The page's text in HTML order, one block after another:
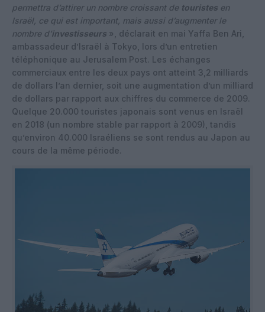
permettra d’attirer un nombre croissant de touristes en
Israël, ce qui est important, mais aussi d’augmenter le
nombre d’investisseurs », déclarait en mai Yaffa Ben Ari,
ambassadeur d’Israël à Tokyo, lors d’un entretien
téléphonique au Jerusalem Post. Les échanges
commerciaux entre les deux pays ont atteint 3,2 milliards
de dollars l’an dernier, soit une augmentation d’un milliard
de dollars par rapport aux chiffres du commerce de 2009.
Quelque 20.000 touristes japonais sont venus en Israël
en 2018 (un nombre stable par rapport à 2009), tandis
qu’environ 40.000 Israéliens se sont rendus au Japon au
cours de la même période.